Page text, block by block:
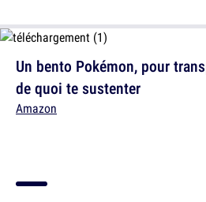
Un bento Pokémon, pour
de quoi te sustenter
Amazon